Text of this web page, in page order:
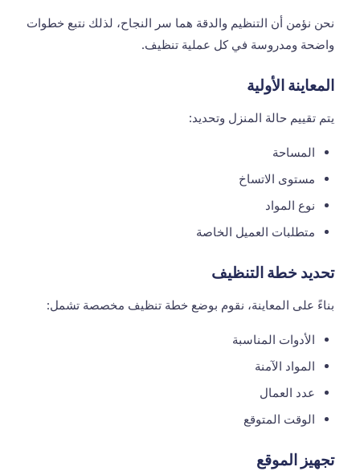
نحن نؤمن أن التنظيم والدقة هما سر النجاح، لذلك نتبع خطوات
واضحة ومدروسة في كل عملية تنظيف.
المعاينة الأولية
يتم تقييم حالة المنزل وتحديد:
المساحة
مستوى الاتساخ
نوع المواد
متطلبات العميل الخاصة
تحديد خطة التنظيف
بناءً على المعاينة، نقوم بوضع خطة تنظيف مخصصة تشمل:
الأدوات المناسبة
المواد الآمنة
عدد العمال
الوقت المتوقع
تجهيز الموقع